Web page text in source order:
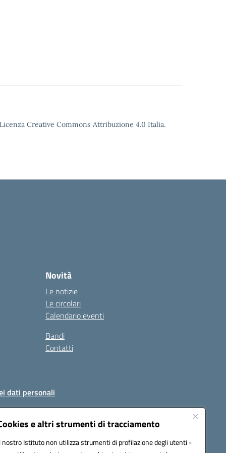
e altri strumenti di tracciamento
nostro Istituto non utilizza strumenti di profilazione degli utenti -
Creative Commons Attribuzione 4.0 Italia.
Novità
Le notizie
Le circolari
Calendario eventi
Bandi
Contatti
dati personali